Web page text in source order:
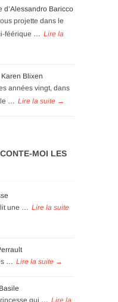
d’Alessandro Baricco
projette dans le
féérique …
Blixen
années vingt, dans
…
MOI LES
lit une …
…